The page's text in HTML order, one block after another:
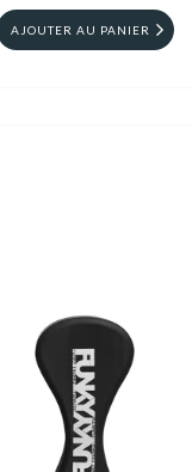
AJOUTER AU PANIER